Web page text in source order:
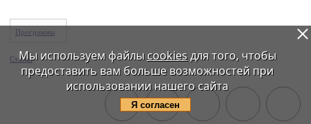
Программы
Статьи
Мы используем файлы cookiesдля того, чтобы
предоставить вам больше возможностей при
использовании нашего сайта